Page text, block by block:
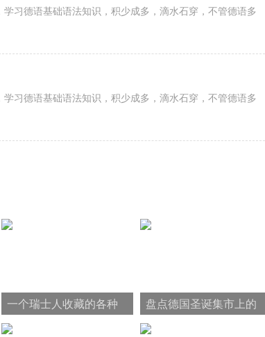
习德语基础语法知识，积少成多，滴水石穿，不管德语多
习德语基础语法知识，积少成多，滴水石穿，不管德语多
一个瑞士人收藏的各种
无名设计
盘点德国圣诞集市上的
美味小吃